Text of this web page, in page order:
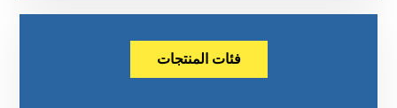
فئات المنتجات